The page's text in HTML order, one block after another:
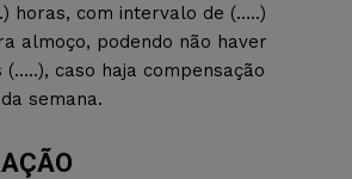
horas, com intervalo de (…..)
almoço, podendo não haver
caso haja compensação
semana.